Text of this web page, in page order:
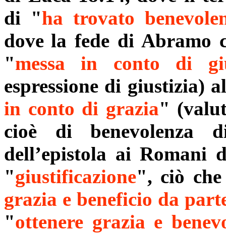
di "ha trovato
dove la fede di Abramo
"messa in conto di
espressione di giustizia)
in conto di grazia"
cioè di benevolenza
dell’epistola ai Romani
"giustificazione", ciò
grazia e beneficio da
"ottenere grazia e